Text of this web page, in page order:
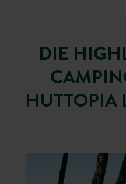
DIE
HUTTOPIA